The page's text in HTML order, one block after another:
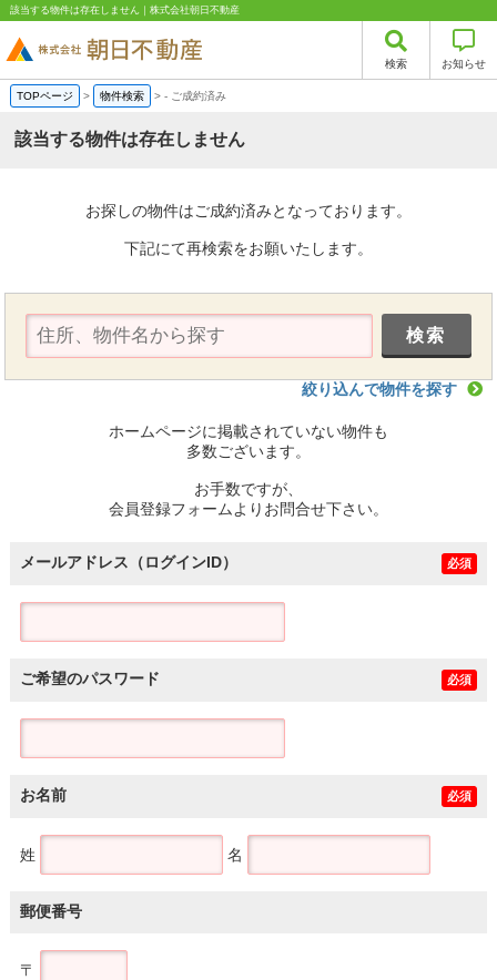
該当する物件は存在しません｜株式会社朝日不動産
検索 お知らせ
TOPページ > 物件検索 >- ご成約済み
該当する物件は存在しません
お探しの物件はご成約済みとなっております。
下記にて再検索をお願いたします。
絞り込んで物件を探す
ホームページに掲載されていない物件も
多数ございます。
お手数ですが、
会員登録フォームよりお問合せ下さい。
メールアドレス（ログインID） 必須
ご希望のパスワード 必須
お名前 必須
姓 名
郵便番号
〒